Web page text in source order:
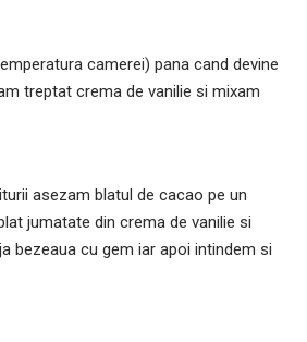
camerei) pana cand devine
treptat crema de vanilie si mixam
asezam blatul de cacao pe un
jumatate din crema de vanilie si
bezeaua cu gem iar apoi intindem si